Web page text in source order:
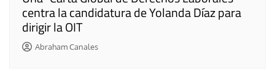
centra la candidatura de Yolanda Díaz para
dirigir la OIT
Abraham Canales